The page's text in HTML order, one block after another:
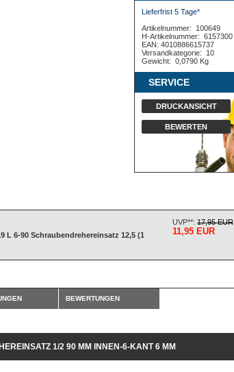
Lieferfrist 5 Tage*
Artikelnummer:
100649
H-Artikelnummer: 6157300
EAN: 4010886615737
Versandkategorie:
10
Gewicht: 0,0790 Kg
SERVICE
DRUCKANSICHT
BEWERTEN
L 6-90 Schraubendrehereinsatz 12,5 (1
UVP**: 17,95 EUR
11,95 EUR
BEWERTUNGEN
1/2 90 MM INNEN-6-KANT 6 MM